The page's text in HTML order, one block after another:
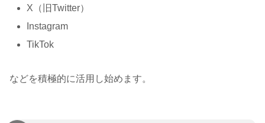
X（旧Twitter）
Instagram
TikTok
などを積極的に活用し始めます。